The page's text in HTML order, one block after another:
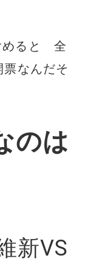
めると 全
なんだそ
のは
新VS